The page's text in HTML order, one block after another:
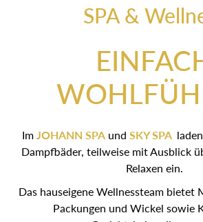
SPA &
Im JOHANN SPA und SKY SPA
Dampfbäder, teilweise mit Ausblick
Relaxen ein.
Das hauseigene Wellnessteam bietet
Packungen und Wickel sowie